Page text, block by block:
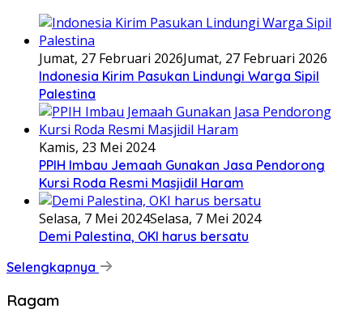
Jumat, 27 Februari 2026Jumat, 27 Februari 2026
Indonesia Kirim Pasukan Lindungi Warga Sipil
Palestina
Kamis, 23 Mei 2024
PPIH Imbau Jemaah Gunakan Jasa Pendorong
Kursi Roda Resmi Masjidil Haram
Selasa, 7 Mei 2024Selasa, 7 Mei 2024
Demi Palestina, OKI harus bersatu
Selengkapnya
Ragam